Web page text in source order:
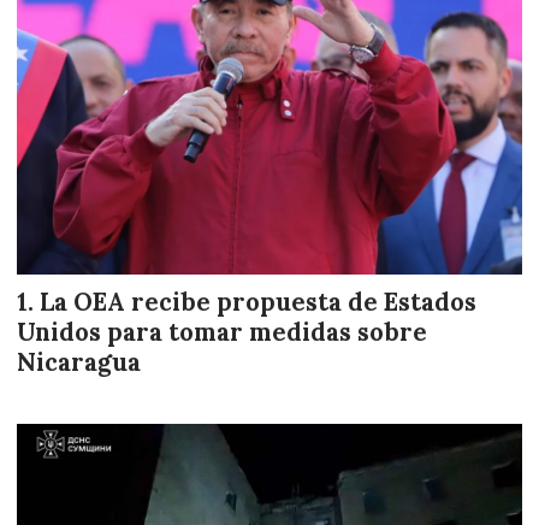
La OEA recibe propuesta de Estados
Unidos para tomar medidas sobre
Nicaragua